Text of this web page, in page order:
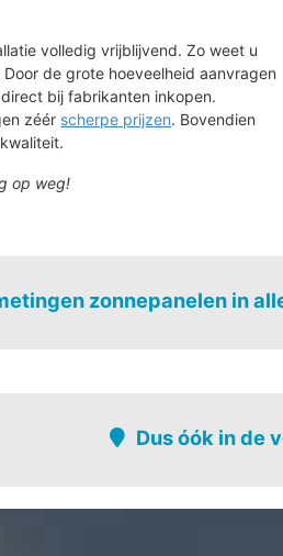
volledig vrijblijvend. Zo weet u
de grote hoeveelheid aanvragen
bij fabrikanten inkopen.
zéér scherpe prijzen. Bovendien
op weg!
zonnepanelen in
Dus óók in de